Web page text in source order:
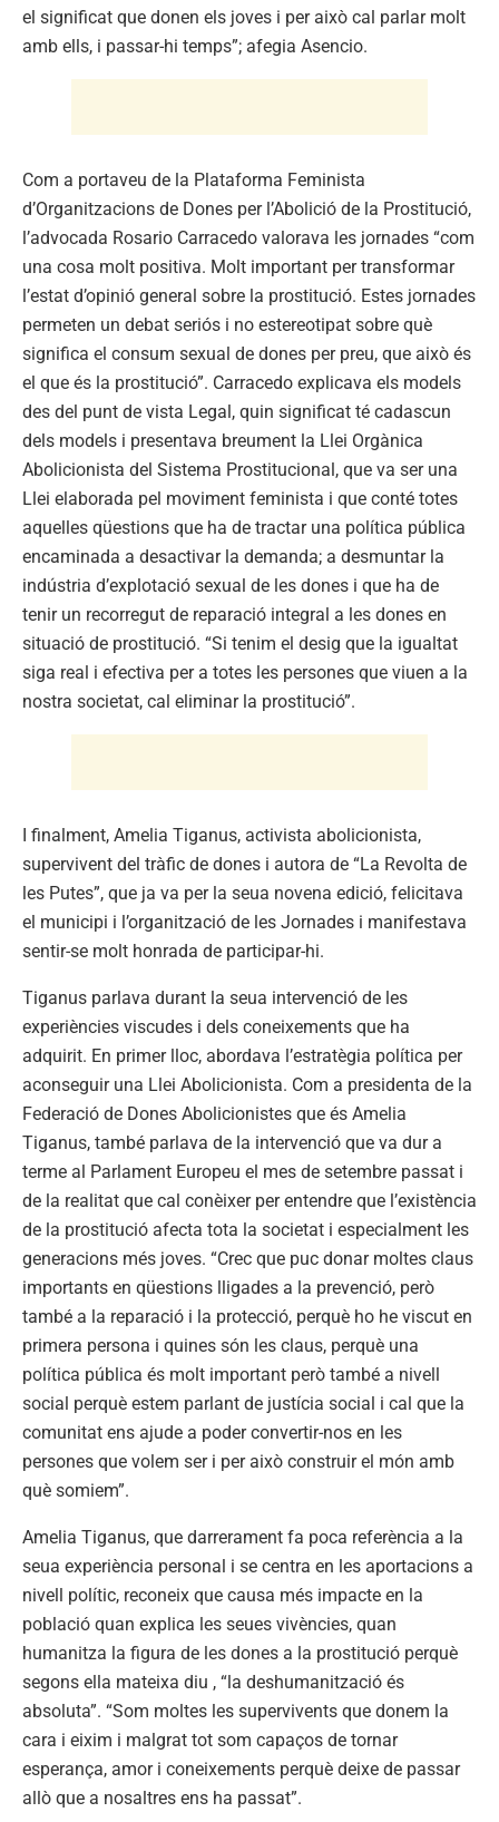
el significat que donen els joves i per això cal parlar molt
amb ells, i passar-hi temps”; afegia Asencio.
Com a portaveu de la Plataforma Feminista
d’Organitzacions de Dones per l’Abolició de la Prostitució,
l’advocada Rosario Carracedo valorava les jornades “com
una cosa molt positiva. Molt important per transformar
l’estat d’opinió general sobre la prostitució. Estes jornades
permeten un debat seriós i no estereotipat sobre què
significa el consum sexual de dones per preu, que això és
el que és la prostitució”. Carracedo explicava els models
des del punt de vista Legal, quin significat té cadascun
dels models i presentava breument la Llei Orgànica
Abolicionista del Sistema Prostitucional, que va ser una
Llei elaborada pel moviment feminista i que conté totes
aquelles qüestions que ha de tractar una política pública
encaminada a desactivar la demanda; a desmuntar la
indústria d’explotació sexual de les dones i que ha de
tenir un recorregut de reparació integral a les dones en
situació de prostitució. “Si tenim el desig que la igualtat
siga real i efectiva per a totes les persones que viuen a la
nostra societat, cal eliminar la prostitució”.
I finalment, Amelia Tiganus, activista abolicionista,
supervivent del tràfic de dones i autora de “La Revolta de
les Putes”, que ja va per la seua novena edició, felicitava
el municipi i l’organització de les Jornades i manifestava
sentir-se molt honrada de participar-hi.
Tiganus parlava durant la seua intervenció de les
experiències viscudes i dels coneixements que ha
adquirit. En primer lloc, abordava l’estratègia política per
aconseguir una Llei Abolicionista. Com a presidenta de la
Federació de Dones Abolicionistes que és Amelia
Tiganus, també parlava de la intervenció que va dur a
terme al Parlament Europeu el mes de setembre passat i
de la realitat que cal conèixer per entendre que l’existència
de la prostitució afecta tota la societat i especialment les
generacions més joves. “Crec que puc donar moltes claus
importants en qüestions lligades a la prevenció, però
també a la reparació i la protecció, perquè ho he viscut en
primera persona i quines són les claus, perquè una
política pública és molt important però també a nivell
social perquè estem parlant de justícia social i cal que la
comunitat ens ajude a poder convertir-nos en les
persones que volem ser i per això construir el món amb
què somiem”.
Amelia Tiganus, que darrerament fa poca referència a la
seua experiència personal i se centra en les aportacions a
nivell polític, reconeix que causa més impacte en la
població quan explica les seues vivències, quan
humanitza la figura de les dones a la prostitució perquè
segons ella mateixa diu , “la deshumanització és
absoluta”. “Som moltes les supervivents que donem la
cara i eixim i malgrat tot som capaços de tornar
esperança, amor i coneixements perquè deixe de passar
allò que a nosaltres ens ha passat”.